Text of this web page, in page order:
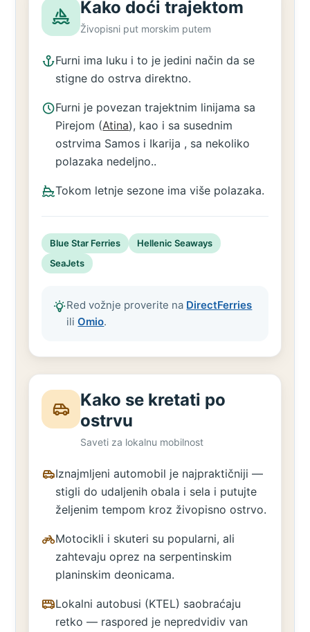
Kako doći trajektom
Živopisni put morskim putem
Furni ima luku i to je jedini način da se
stigne do ostrva direktno.
Furni je povezan trajektnim linijama sa
Pirejom (Atina), kao i sa susednim
ostrvima Samos i Ikarija , sa nekoliko
polazaka nedeljno..
Tokom letnje sezone ima više polazaka.
Blue Star Ferries
Hellenic Seaways
SeaJets
Red vožnje proverite na DirectFerries
iliOmio.
Kako se kretati po
ostrvu
Saveti za lokalnu mobilnost
Iznajmljeni automobil je najpraktičniji —
stigli do udaljenih obala i sela i putujte
željenim tempom kroz živopisno ostrvo.
Motocikli i skuteri su popularni, ali
zahtevaju oprez na serpentinskim
planinskim deonicama.
Lokalni autobusi (KTEL) saobraćaju
retko — raspored je nepredvidiv van